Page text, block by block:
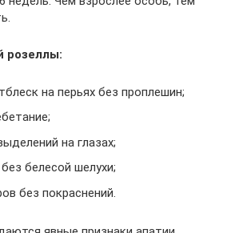
розеллы:
на перьях без проплешин;
на глазах;
белесой шелухи;
без покраснений.